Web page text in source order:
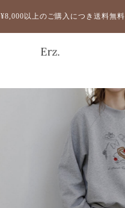
¥8,000以上のご購入につき送料無料